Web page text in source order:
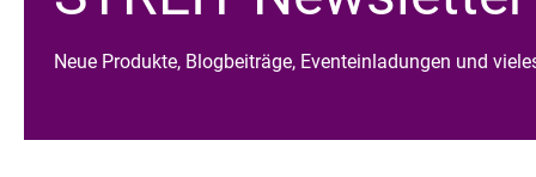
Neue Produkte, Blogbeiträge, Eventeinladungen und